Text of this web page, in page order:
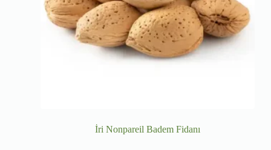
İri Nonpareil Badem Fidanı